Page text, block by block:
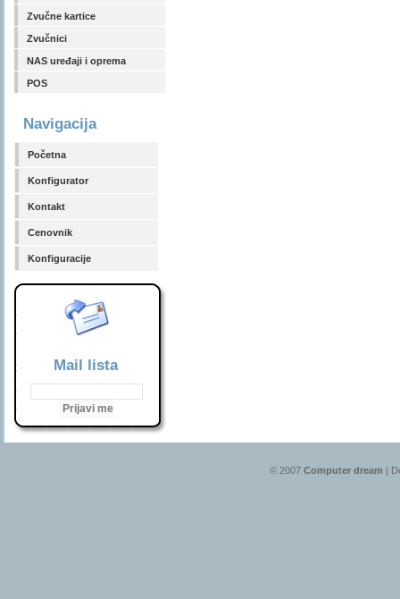
Zvučne kartice
Zvučnici
NAS uređaji i oprema
POS
Navigacija
Početna
Konfigurator
Kontakt
Cenovnik
Konfiguracije
Mail lista
© 2007 Computer dream |